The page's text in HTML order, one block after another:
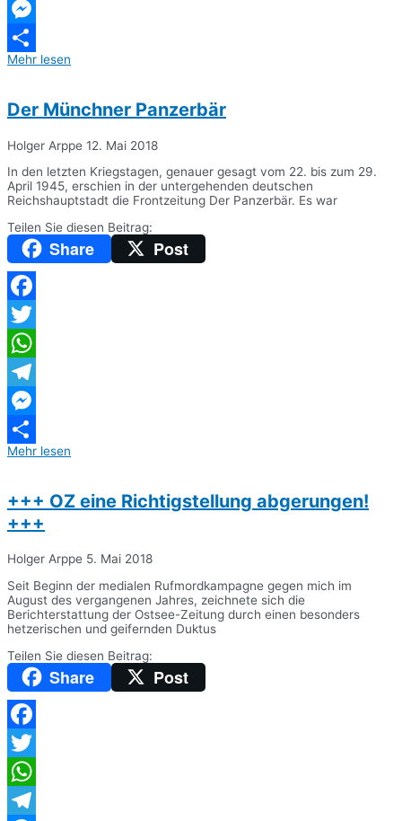
Telegram
Messenger
Teilen
Mehr lesen
Der Münchner Panzerbär
Holger Arppe 12. Mai 2018
In den letzten Kriegstagen, genauer gesagt vom 22. bis zum 29.
April 1945, erschien in der untergehenden deutschen
Reichshauptstadt die Frontzeitung Der Panzerbär. Es war
Teilen Sie diesen Beitrag:
Share Post
Facebook
Twitter
WhatsApp
Telegram
Messenger
Teilen
Mehr lesen
+++ OZ eine Richtigstellung abgerungen!
+++
Holger Arppe 5. Mai 2018
Seit Beginn der medialen Rufmordkampagne gegen mich im
August des vergangenen Jahres, zeichnete sich die
Berichterstattung der Ostsee-Zeitung durch einen besonders
hetzerischen und geifernden Duktus
Teilen Sie diesen Beitrag:
Share Post
Facebook
Twitter
WhatsApp